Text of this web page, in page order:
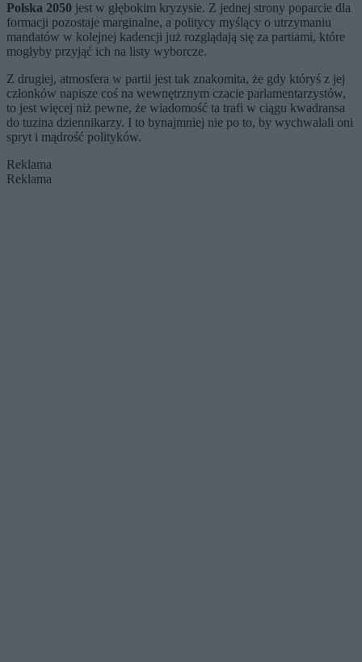
Polska 2050 jest w głębokim kryzysie. Z jednej strony poparcie dla
formacji pozostaje marginalne, a politycy myślący o utrzymaniu
mandatów w kolejnej kadencji już rozglądają się za partiami, które
mogłyby przyjąć ich na listy wyborcze.
Z drugiej, atmosfera w partii jest tak znakomita, że gdy któryś z jej
członków napisze coś na wewnętrznym czacie parlamentarzystów,
to jest więcej niż pewne, że wiadomość ta trafi w ciągu kwadransa
do tuzina dziennikarzy. I to bynajmniej nie po to, by wychwalali oni
spryt i mądrość polityków.
Reklama
Reklama